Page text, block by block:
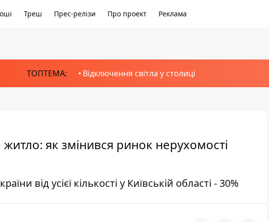
Треш Прес-релізи Про проект Реклама
ТОПТЕМА: Відключення світла у столиці
як змінився ринок нерухомості
від усієї кількості у Київській області - 30%